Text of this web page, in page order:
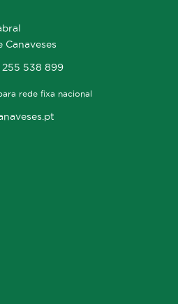
Canaveses
255 538 899
rede fixa nacional